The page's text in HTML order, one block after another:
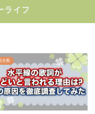
ライフ
全般